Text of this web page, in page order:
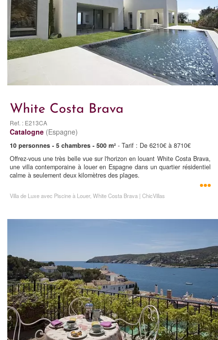
White Costa Brava
Ref. : E213CA
Catalogne (Espagne)
10 personnes - 5 chambres - 500 m² - Tarif : De 6210€ à 8710€
Offrez-vous une très belle vue sur l'horizon en louant White Costa Brava,
une villa contemporaine à louer en Espagne dans un quartier résidentiel
calme à seulement deux kilomètres des plages.
Villa de Luxe avec Piscine à Louer, White Costa Brava | ChicVillas